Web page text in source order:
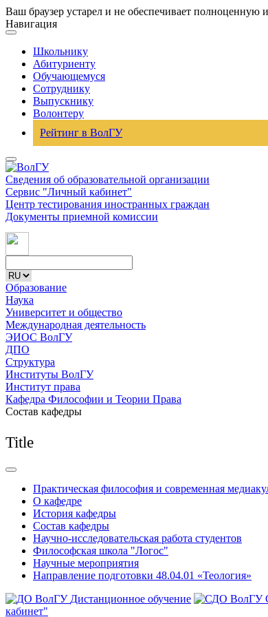
Ваш браузер устарел и не обеспечивает полноценную
Навигация
Школьнику
Абитуриенту
Обучающемуся
Сотруднику
Выпускнику
Волонтеру
Рейтинг в ВолГУ
Сведения об образовательной организации
Сервис "Личный кабинет"
Центр тестирования иностранных граждан
Документы приемной комиссии
Образование
Наука
Университет и общество
Международная деятельность
ЭИОС ВолГУ
ДПО
Структура
Институты ВолГУ
Институт права
Кафедра Философии и Теории Права
Состав кафедры
Title
Практическая философия и современная
О кафедре
История кафедры
Состав кафедры
Научно-исследовательская работа студентов
Философская школа "Логос"
Научные мероприятия
Направление подготовки 48.04.01 «Теология»
Дистанционное обучение
кабинет"